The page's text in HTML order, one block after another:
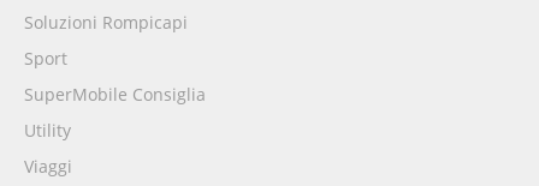
Soluzioni Rompicapi
Sport
SuperMobile Consiglia
Utility
Viaggi